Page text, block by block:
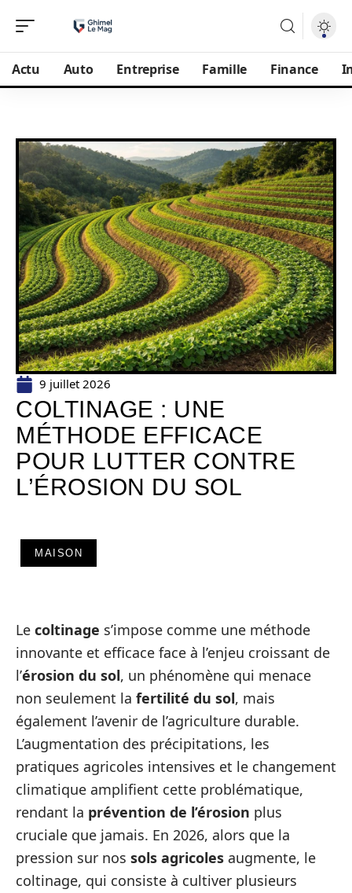
Actu Auto Entreprise Famille Finance
9 juillet 2026
COLTINAGE : UNE
MÉTHODE EFFICACE
POUR LUTTER CONTRE
L’ÉROSION DU SOL
MAISON
Le coltinage s’impose comme une méthode
innovante et efficace face à l’enjeu croissant de
l’érosion du sol, un phénomène qui menace
non seulement la fertilité du sol, mais
également l’avenir de l’agriculture durable.
L’augmentation des précipitations, les
pratiques agricoles intensives et le changement
climatique amplifient cette problématique,
rendant la prévention de l’érosion plus
cruciale que jamais. En 2026, alors que la
pression sur nos sols agricoles augmente, le
coltinage, qui consiste à cultiver plusieurs